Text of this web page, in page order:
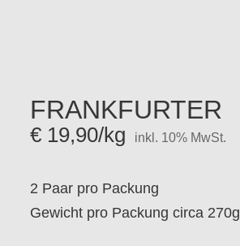
FRANKFURTER
€19,90/kg inkl. 10% MwSt.
2 Paar pro Packung
Gewicht pro Packung circa 270g